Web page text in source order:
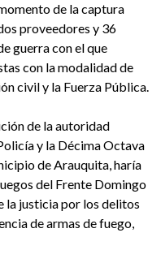
de la captura
proveedores y 36
guerra con el que
con la modalidad de
civil y la Fuerza Pública.
de la autoridad
y la Décima Octava
de Arauquita, haría
del Frente Domingo
la justicia por los delitos
de armas de fuego,